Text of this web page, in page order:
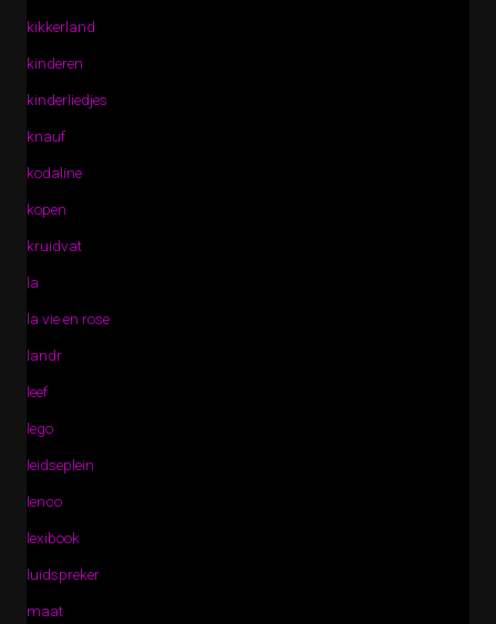
kikkerland
kinderen
kinderliedjes
knauf
kodaline
kopen
kruidvat
la
la vie en rose
landr
leef
lego
leidseplein
lenco
lexibook
luidspreker
maat